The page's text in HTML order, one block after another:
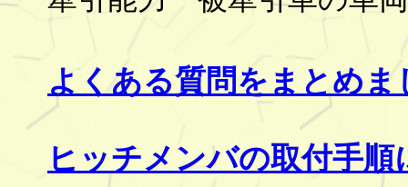
よくある質問をまとめ
ヒッチメンバの取付手